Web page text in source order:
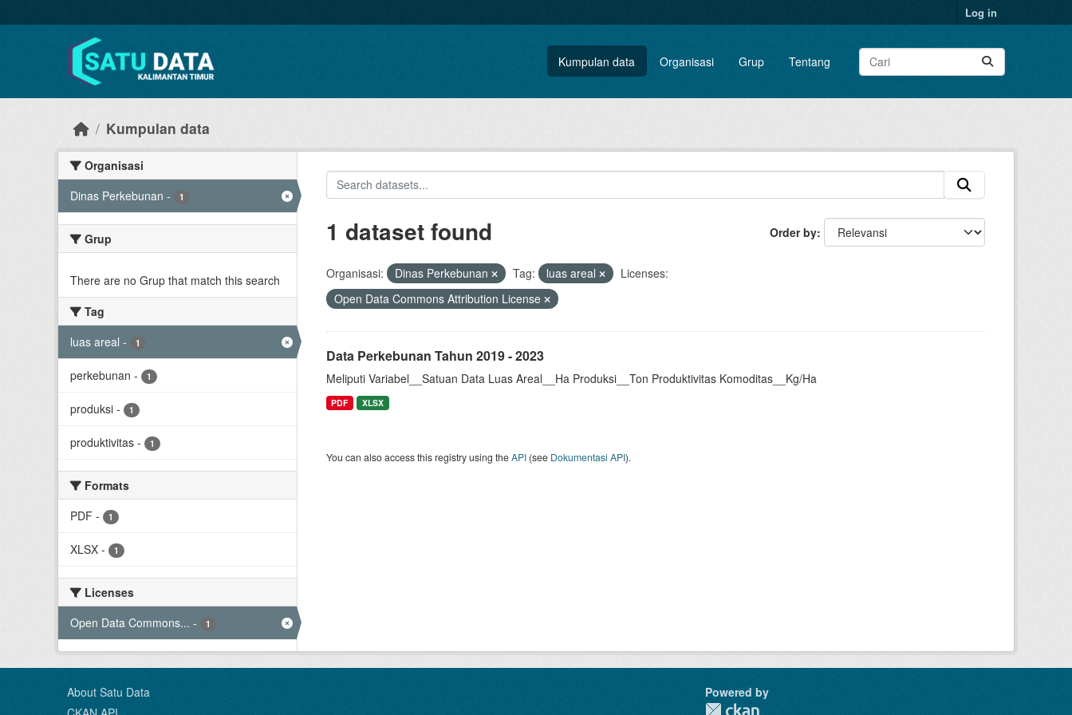
Log in
Kumpulan data Organisasi Grup Tentang
Kumpulan data
Organisasi
Dinas Perkebunan - 1
Grup
There are no Grup that match this search
Tag
luas areal - 1
perkebunan - 1
produksi - 1
produktivitas - 1
Formats
PDF - 1
XLSX - 1
Licenses
Open Data Commons... - 1
Order by
1 dataset found
Organisasi: Dinas Perkebunan Tag: luas areal
Licenses:
Open Data Commons Attribution License
Data Perkebunan Tahun 2019 - 2023
Meliputi Variabel__Satuan Data Luas Areal__Ha Produksi__Ton Produktivitas Komoditas__Kg/Ha
PDF XLSX
You can also access this registry using theAPI(see Dokumentasi API).
About Satu Data
Powered by